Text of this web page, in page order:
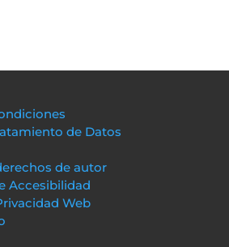
de Datos
de autor
Accesibilidad
Web